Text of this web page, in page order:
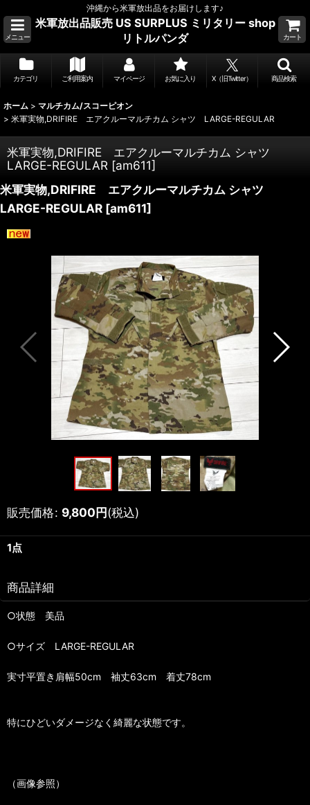
沖縄から米軍放出品をお届けします♪
メニュー
米軍放出品販売 US SURPLUS ミリタリー shop
リトルパンダ
カート
カテゴリ ご利用案内 マイページ お気に入り X（旧Twitter） 商品検索
ホーム > マルチカム/スコーピオン
> 米軍実物,DRIFIRE エアクルーマルチカム シャツ LARGE-REGULAR
米軍実物,DRIFIRE エアクルーマルチカム シャツ
LARGE-REGULAR [am611]
米軍実物,DRIFIRE エアクルーマルチカム シャツ
LARGE-REGULAR [am611]
販売価格: 9,800円(税込)
1点
商品詳細
○状態 美品
○サイズ LARGE-REGULAR
実寸平置き肩幅50cm 袖丈63cm 着丈78cm
特にひどいダメージなく綺麗な状態です。
（画像参照）